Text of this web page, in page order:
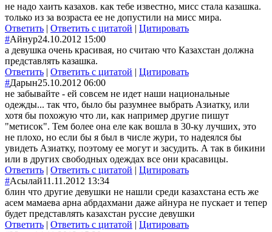
не надо хаить казахов. как тебе известно, мисс стала казашка.
только из за возраста ее не допустили на мисс мира.
Ответить | Ответить с цитатой | Цитировать
#Айнур24.10.2012 15:00
а девушка очень красивая, но считаю что Казахстан должна
представлять казашка.
Ответить | Ответить с цитатой | Цитировать
#Дарын25.10.2012 06:00
не забывайте - ей совсем не идет наши национальные
одежды... так что, было бы разумнее выбрать Азиатку, или
хотя бы похожую что ли, как например другие пишут
"метисок". Тем более она еле как вошла в 30-ку лучших, это
не плохо, но если бы я был в числе жури, то надеялся бы
увидеть Азиатку, поэтому ее могут и засудить. А так в бикини
или в других свободных одеждах все они красавицы.
Ответить | Ответить с цитатой | Цитировать
#Асылай11.11.2012 13:34
блин что другие девушки не нашли среди казахстана есть же
асем мамаева арна абрдахмани даже айнура не пускает и тепер
будет представлять казахстан руссие девушки
Ответить | Ответить с цитатой | Цитировать